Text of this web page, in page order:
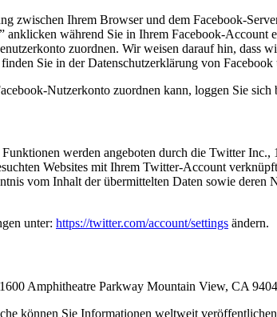
zwischen Ihrem Browser und dem Facebook-
anklicken während Sie in Ihrem Facebook-
zuordnen. Wir weisen darauf hin, dass
Sie in der Datenschutzerklärung von
Nutzerkonto zuordnen kann, loggen Sie
werden angeboten durch die Twitter
Websites mit Ihrem Twitter-Account
vom Inhalt der übermittelten Daten sowie
unter: https://twitter.com/account/settings ändern.
Amphitheatre Parkway Mountain View, CA
können Sie Informationen weltweit